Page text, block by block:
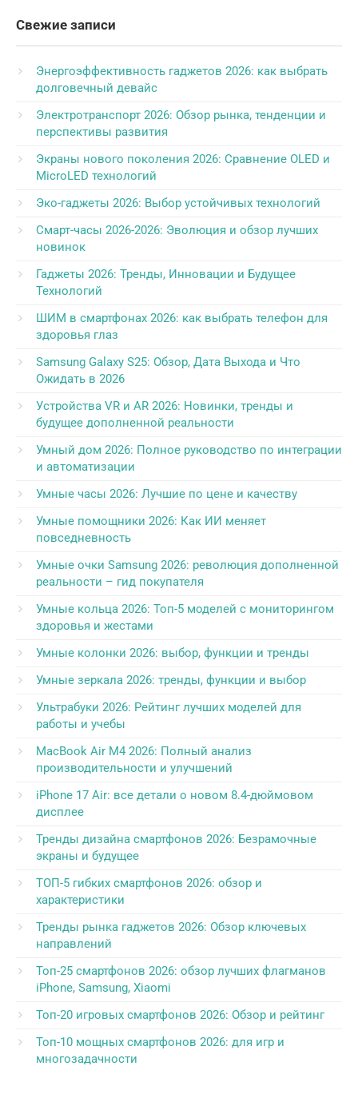
Свежие записи
Энергоэффективность гаджетов 2026: как выбрать
долговечный девайс
Электротранспорт 2026: Обзор рынка, тенденции и
перспективы развития
Экраны нового поколения 2026: Сравнение OLED и
MicroLED технологий
Эко-гаджеты 2026: Выбор устойчивых технологий
Смарт-часы 2026-2026: Эволюция и обзор лучших
новинок
Гаджеты 2026: Тренды, Инновации и Будущее
Технологий
ШИМ в смартфонах 2026: как выбрать телефон для
здоровья глаз
Samsung Galaxy S25: Обзор, Дата Выхода и Что
Ожидать в 2026
Устройства VR и AR 2026: Новинки, тренды и
будущее дополненной реальности
Умный дом 2026: Полное руководство по интеграции
и автоматизации
Умные часы 2026: Лучшие по цене и качеству
Умные помощники 2026: Как ИИ меняет
повседневность
Умные очки Samsung 2026: революция дополненной
реальности – гид покупателя
Умные кольца 2026: Топ-5 моделей с мониторингом
здоровья и жестами
Умные колонки 2026: выбор, функции и тренды
Умные зеркала 2026: тренды, функции и выбор
Ультрабуки 2026: Рейтинг лучших моделей для
работы и учебы
MacBook Air M4 2026: Полный анализ
производительности и улучшений
iPhone 17 Air: все детали о новом 8.4-дюймовом
дисплее
Тренды дизайна смартфонов 2026: Безрамочные
экраны и будущее
ТОП-5 гибких смартфонов 2026: обзор и
характеристики
Тренды рынка гаджетов 2026: Обзор ключевых
направлений
Топ-25 смартфонов 2026: обзор лучших флагманов
iPhone, Samsung, Xiaomi
Топ-20 игровых смартфонов 2026: Обзор и рейтинг
Топ-10 мощных смартфонов 2026: для игр и
многозадачности